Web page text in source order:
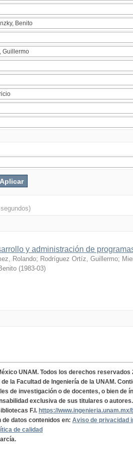
y administración de
Rolando; Rodríguez Ortíz, Guillermo;
(1983-03)
UNAM. Todos los derechos reservados
la Facultad de Ingeniería de la UNAM.
de investigación o de docentes, o bien de
exclusiva de sus titulares o autores.
F.I. https://
datos contenidos en: Aviso de privacidad
de calidad